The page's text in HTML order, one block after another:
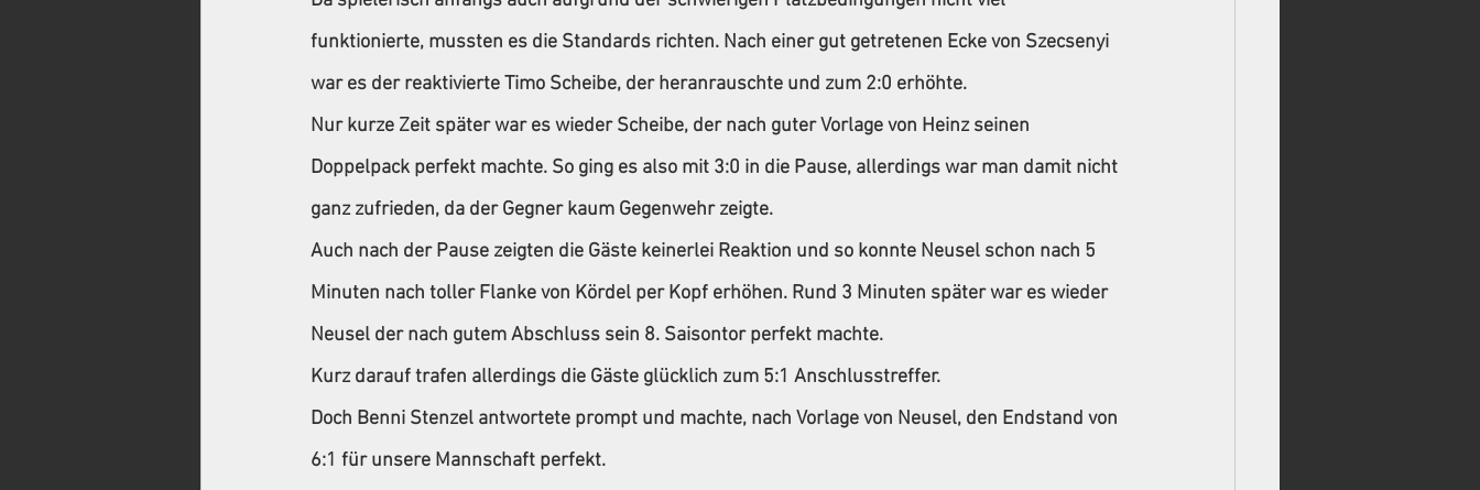
funktionierte, mussten es die Standards richten. Nach einer gut getretenen Ecke von Szecsenyi
war es der reaktivierte Timo Scheibe, der heranrauschte und zum 2:0 erhöhte.
Nur kurze Zeit später war es wieder Scheibe, der nach guter Vorlage von Heinz seinen
Doppelpack perfekt machte. So ging es also mit 3:0 in die Pause, allerdings war man damit nicht
ganz zufrieden, da der Gegner kaum Gegenwehr zeigte.
Auch nach der Pause zeigten die Gäste keinerlei Reaktion und so konnte Neusel schon nach 5
Minuten nach toller Flanke von Kördel per Kopf erhöhen. Rund 3 Minuten später war es wieder
Neusel der nach gutem Abschluss sein 8. Saisontor perfekt machte.
Kurz darauf trafen allerdings die Gäste glücklich zum 5:1 Anschlusstreffer.
Doch Benni Stenzel antwortete prompt und machte, nach Vorlage von Neusel, den Endstand von
6:1 für unsere Mannschaft perfekt.